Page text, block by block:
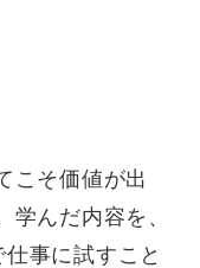
こそ価値が出
学んだ内容を、
事に試すこと